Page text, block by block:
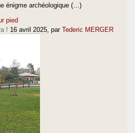
énigme archéologique (…)
pied
! 16 avril 2025 , par Tederic MERGER